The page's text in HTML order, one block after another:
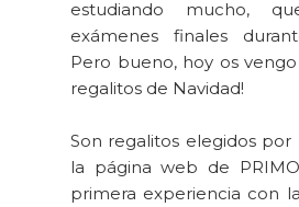
estudiando mucho,
exámenes finales
Pero bueno, hoy os
regalitos de Navidad!
Son regalitos elegidos por
la página web de
primera experiencia con